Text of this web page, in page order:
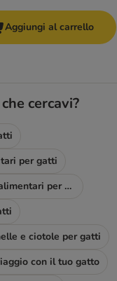
Aggiungi al carrello
cercavi?
per gatti
Complementi alimentari per gatti
e ciotole per gatti
con il tuo gatto